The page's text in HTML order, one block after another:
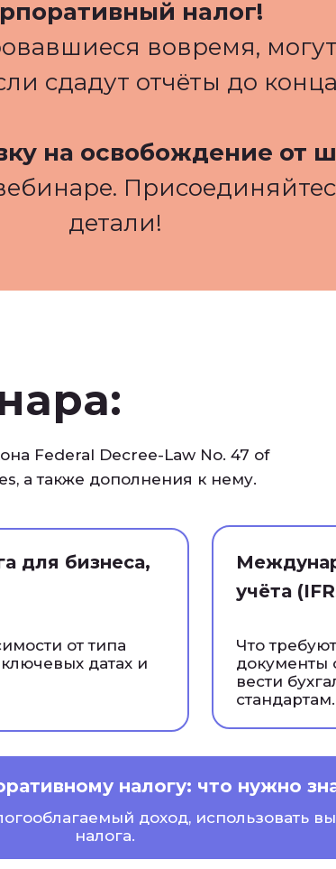
налог!
вовремя,
сдадут отчёты до
на освобождение от
детали!
Federal Decree-Law No. 47 of
а также дополнения к нему.
Что
документы
вести
стандартам.
учёта
от типа
датах и
для бизнеса,
доход, использовать
налога.
налогу: что нужно